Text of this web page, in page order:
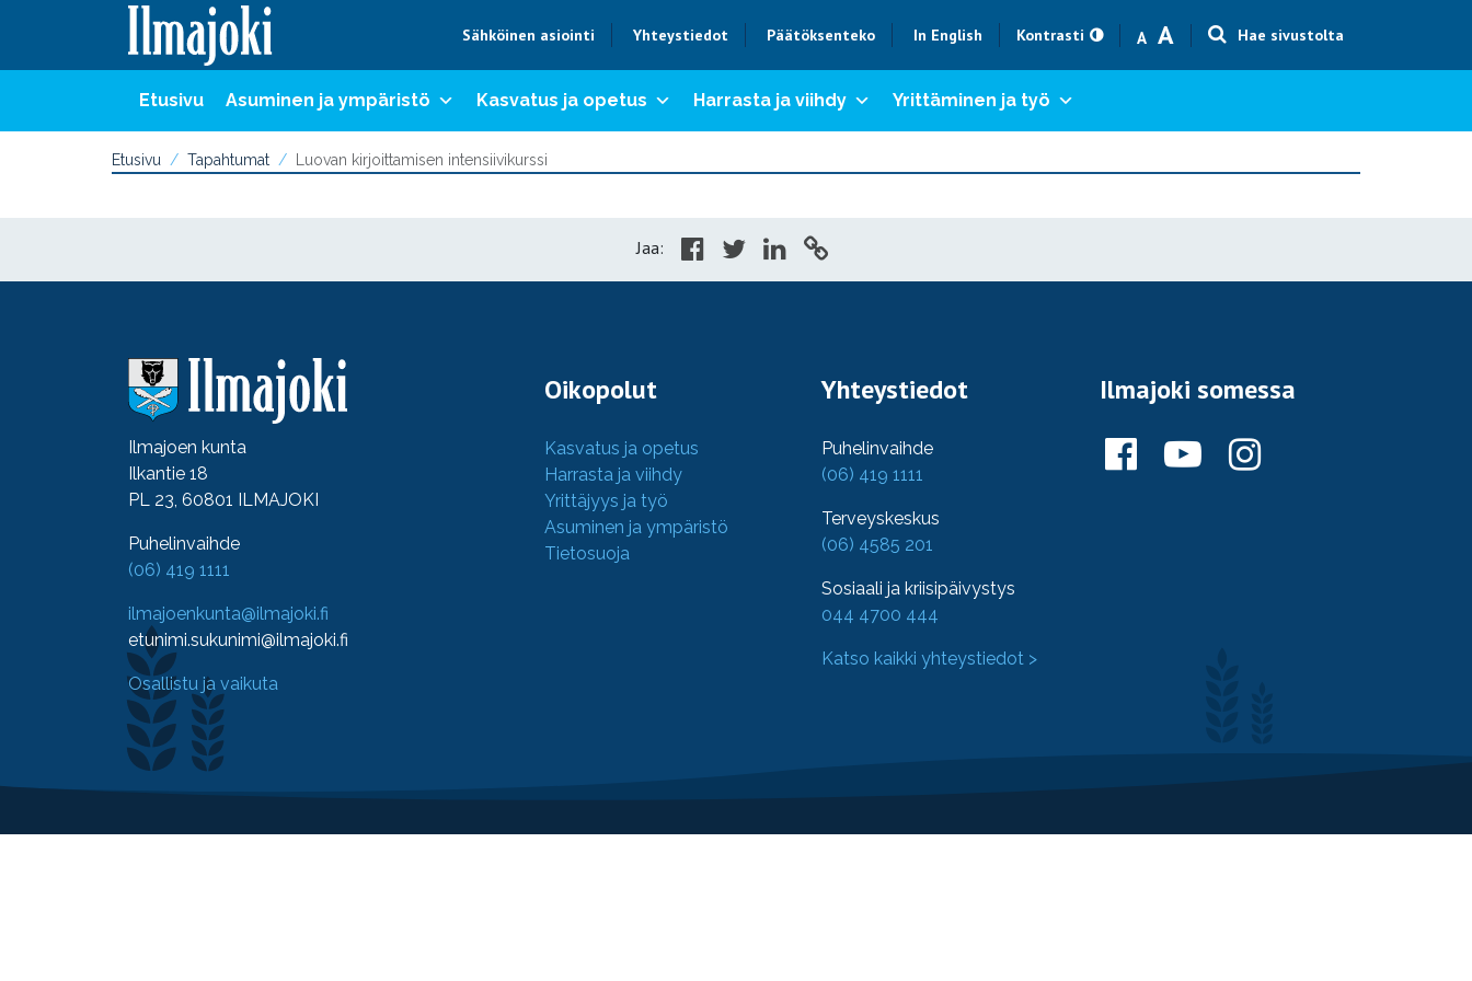
Sähköinen asiointi Yhteystiedot Päätöksenteko In English Kontrasti A
Text size smaller
AText size bigger
Hae sivustolta
Etusivu Asuminen ja ympäristö Kasvatus ja opetus Harrasta ja viihdy Yrittäminen ja työ
Etusivu Tapahtumat Luovan kirjoittamisen intensiivikurssi
Jaa:
Ilmajoen kunta
Ilkantie 18
PL 23, 60801 ILMAJOKI
Puhelinvaihde
(06) 419 1111
ilmajoenkunta@ilmajoki.fi
etunimi.sukunimi@ilmajoki.fi
Osallistu ja vaikuta
Oikopolut
Kasvatus ja opetus
Harrasta ja viihdy
Yrittäjyys ja työ
Asuminen ja ympäristö
Tietosuoja
Yhteystiedot
Puhelinvaihde
(06) 419 1111
Terveyskeskus
(06) 4585 201
Sosiaali ja kriisipäivystys
044 4700 444
Katso kaikki yhteystiedot >
Ilmajoki somessa